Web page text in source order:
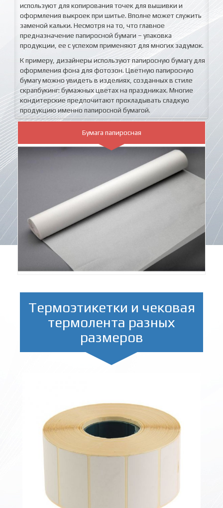
используют для копирования точек для вышивки и
оформления выкроек при шитье. Вполне может служить
заменой кальки. Несмотря на то, что главное
предназначение папиросной бумаги – упаковка
продукции, ее с успехом применяют для многих задумок.
К примеру, дизайнеры используют папиросную бумагу для
оформления фона для фотозон. Цветную папиросную
бумагу можно увидеть в изделиях, созданных в стиле
скрапбукинг: бумажных цветах на праздниках. Многие
кондитерские предпочитают прокладывать сладкую
продукцию именно папиросной бумагой.
Бумага папиросная
Термоэтикетки и чековая
термолента разных
размеров